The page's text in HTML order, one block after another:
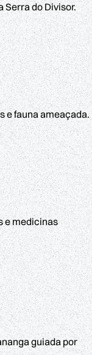
Serra do Divisor.
e fauna ameaçada.
e medicinas
guiada por